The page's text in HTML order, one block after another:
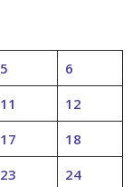
5
6
11
12
17
18
23
24